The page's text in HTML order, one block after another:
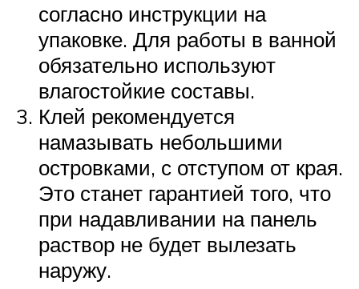
согласно инструкции на
упаковке. Для работы в ванной
обязательно используют
влагостойкие составы.
Клей рекомендуется
намазывать небольшими
островками, с отступом от края.
Это станет гарантией того, что
при надавливании на панель
раствор не будет вылезать
наружу.